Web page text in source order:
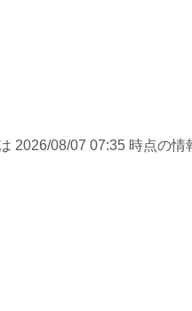
2026/08/07 07:35 時点の情